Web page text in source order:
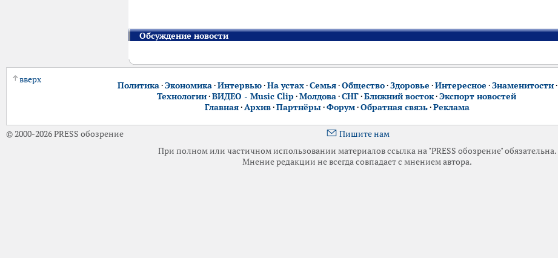
Обсуждение новости
вверх
Политика·Экономика·Интервью·На устах·Семья·Общество·Здоровье ·Интересное ·Знаменитости·
Технологии·ВИДЕО - Music Clip ·Молдова·СНГ·Ближний восток·Экспорт новостей
Главная·Архив·Партнёры·Форум·Обратная связь·Реклама
© 2000-2026 PRESS обозрение
Пишите нам
При полном или частичном использовании материалов ссылка на "PRESS обозрение" обязательна.
Мнение редакции не всегда совпадает с мнением автора.